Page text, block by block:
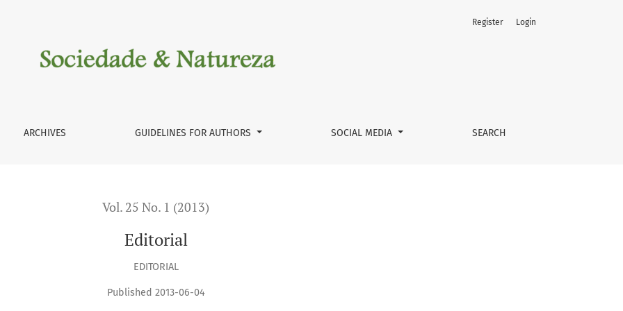
ARCHIVES GUIDELINES FOR AUTHORS SOCIAL MEDIA SEARCH
Register Login
Vol. 25 No. 1 (2013)
Editorial
EDITORIAL
Published 2013-06-04